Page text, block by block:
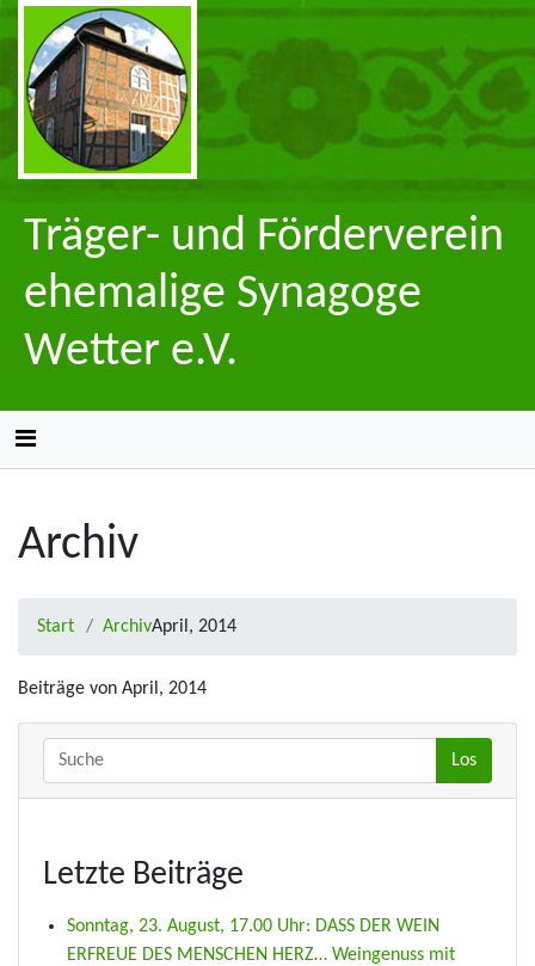
Träger- und Förderverein
ehemalige Synagoge
Wetter e.V.
Archiv
Start ArchivApril, 2014
Beiträge von April, 2014
Letzte Beiträge
Sonntag, 23. August, 17.00 Uhr: DASS DER WEIN
ERFREUE DES MENSCHEN HERZ… Weingenuss mit